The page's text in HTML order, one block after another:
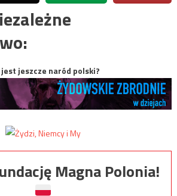
jest jeszcze naród polski?
Magna Polonia!